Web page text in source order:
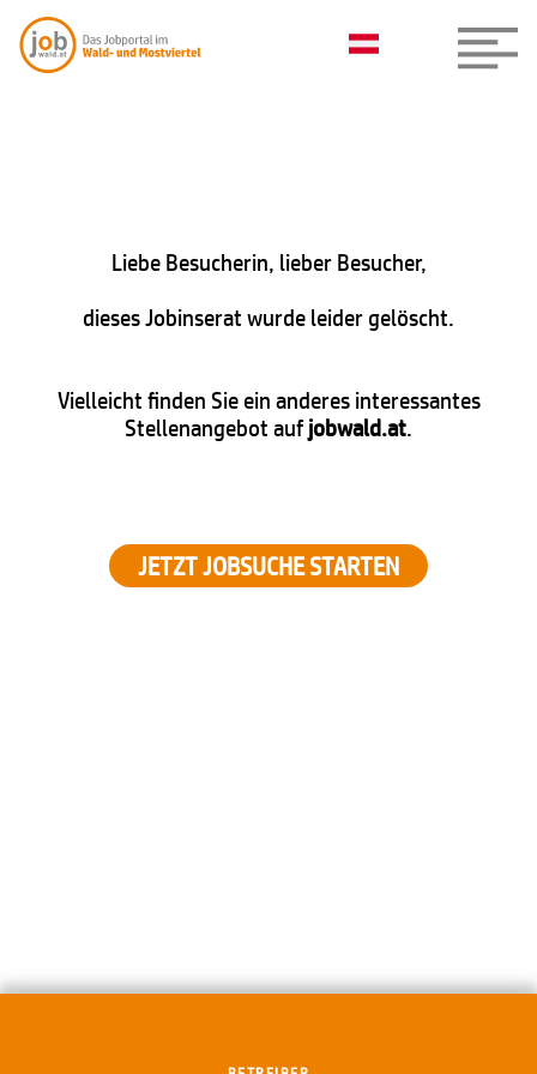
Liebe Besucherin, lieber Besucher,
dieses Jobinserat wurde leider gelöscht.
Vielleicht finden Sie ein anderes interessantes
Stellenangebot aufjobwald.at.
JETZT JOBSUCHE STARTEN